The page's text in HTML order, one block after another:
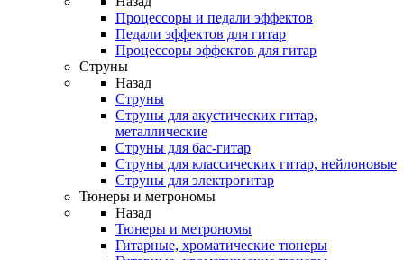
Процессоры и педали эффектов
Педали эффектов для гитар
Процессоры эффектов для гитар
Струны
Назад
Струны
Струны для акустических гитар,
металлические
Струны для бас-гитар
Струны для классических гитар, нейлоновые
Струны для электрогитар
Тюнеры и метрономы
Назад
Тюнеры и метрономы
Гитарные, хроматические тюнеры